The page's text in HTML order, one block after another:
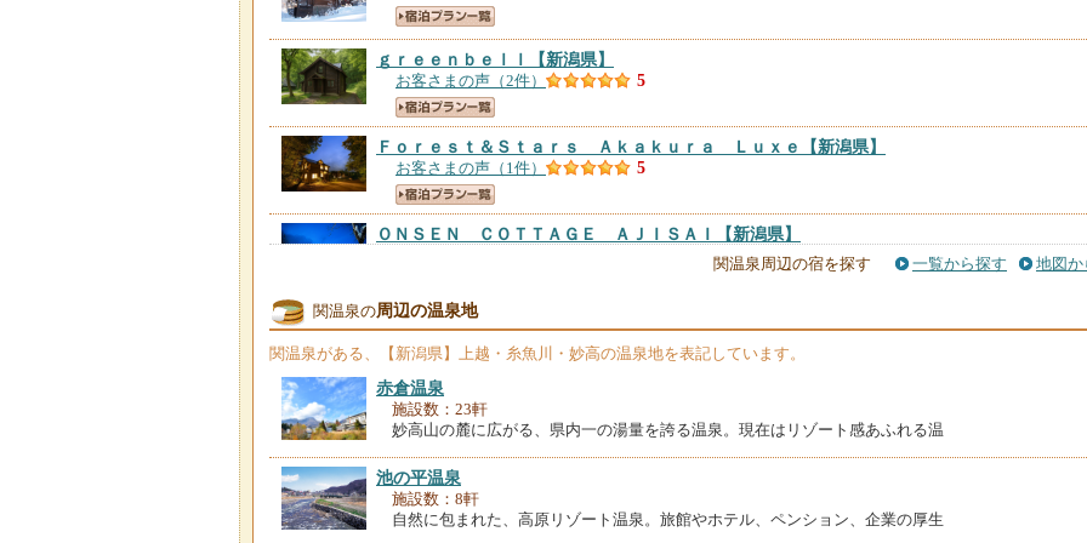
ｇｒｅｅｎｂｅｌｌ 【新潟県】
お客さまの声（2件） 5
Ｆｏｒｅｓｔ＆Ｓｔａｒｓ Ａｋａｋｕｒａ Ｌｕｘｅ 【新潟県】
お客さまの声（1件） 5
ＯＮＳＥＮ ＣＯＴＴＡＧＥ ＡＪＩＳＡＩ 【新潟県】
赤倉温泉 赤倉観光ホテル
お客さまの声（652件） 4.87
赤倉温泉 旅館 おかやま
お客さまの声（141件） 4.81
ウッディハウス 風見鶏
お客さまの声（33件） 4.8
関温泉周辺の宿を探す 一覧から探す 地図か
関温泉の周辺の温泉地
関温泉がある、【新潟県】上越・糸魚川・妙高の温泉地を表記しています。
赤倉温泉
施設数：23軒
妙高山の麓に広がる、県内一の湯量を誇る温泉。現在はリゾート感あふれる温
池の平温泉
施設数：8軒
自然に包まれた、高原リゾート温泉。旅館やホテル、ペンション、企業の厚生